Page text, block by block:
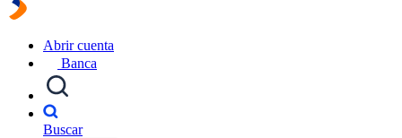
Abrir cuenta
Banca
Buscar